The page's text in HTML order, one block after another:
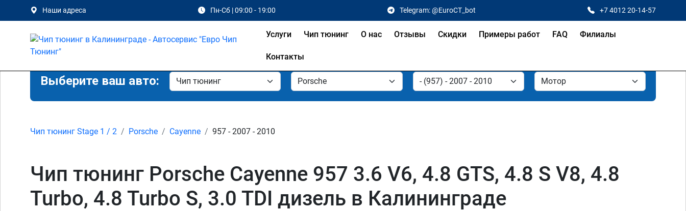
Наши адреса Пн-Сб | 09:00 - 19:00 Telegram: @EuroCT_bot +7 4012 20-14-57
Услуги Чип тюнинг О нас Отзывы Скидки Примеры работ FAQ Филиалы
Контакты
Выберите ваш авто:
Чип тюнинг Stage 1 / 2 Porsche Cayenne 957 - 2007 - 2010
Чип тюнинг Porsche Cayenne 957 3.6 V6, 4.8 GTS, 4.8 S V8, 4.8
Turbo, 4.8 Turbo S, 3.0 TDI дизель в Калининграде